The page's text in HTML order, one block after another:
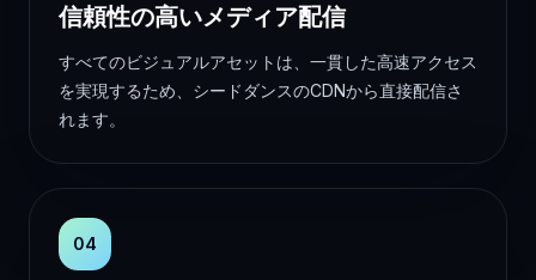
信頼性の高いメディア配信
すべてのビジュアルアセットは、一貫した高速アクセス
を実現するため、シードダンスのCDNから直接配信さ
れます。
04